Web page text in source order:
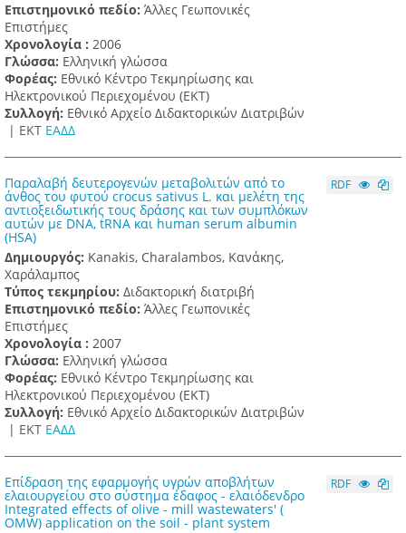
Επιστημονικό πεδίο: Άλλες Γεωπονικές
Επιστήμες
Χρονολογία : 2006
Γλώσσα: Ελληνική γλώσσα
Φορέας: Εθνικό Κέντρο Τεκμηρίωσης και
Ηλεκτρονικού Περιεχομένου (ΕΚΤ)
Συλλογή: Εθνικό Αρχείο Διδακτορικών Διατριβών
| ΕΚΤ ΕΑΔΔ
Παραλαβή δευτερογενών μεταβολιτών από το
άνθος του φυτού crocus sativus L. και μελέτη της
αντιοξειδωτικής τους δράσης και των συμπλόκων
αυτών με DNA, tRNA και human serum albumin
(HSA)
Δημιουργός: Kanakis, Charalambos, Κανάκης,
Χαράλαμπος
Τύπος τεκμηρίου: Διδακτορική διατριβή
Επιστημονικό πεδίο: Άλλες Γεωπονικές
Επιστήμες
Χρονολογία : 2007
Γλώσσα: Ελληνική γλώσσα
Φορέας: Εθνικό Κέντρο Τεκμηρίωσης και
Ηλεκτρονικού Περιεχομένου (ΕΚΤ)
Συλλογή: Εθνικό Αρχείο Διδακτορικών Διατριβών
| ΕΚΤ ΕΑΔΔ
RDF
Επίδραση της εφαρμογής υγρών αποβλήτων
ελαιουργείου στο σύστημα έδαφος - ελαιόδενδρο
Integrated effects of olive - mill wastewaters' (
OMW) application on the soil - plant system
RDF